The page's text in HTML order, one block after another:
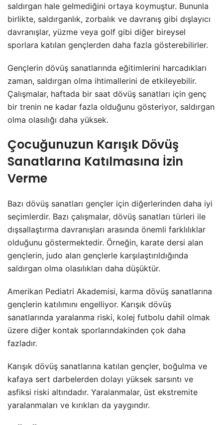
saldırgan hale gelmediğini ortaya koymuştur. Bununla
birlikte, saldırganlık, zorbalık ve davranış gibi dışlayıcı
davranışlar, yüzme veya golf gibi diğer bireysel
sporlara katılan gençlerden daha fazla gösterebilirler.
Gençlerin dövüş sanatlarında eğitimlerini harcadıkları
zaman, saldırgan olma ihtimallerini de etkileyebilir.
Çalışmalar, haftada bir saat dövüş sanatları için genç
bir trenin ne kadar fazla olduğunu gösteriyor, saldırgan
olma olasılığı daha yüksek.
Çocuğunuzun Karışık Dövüş
Sanatlarına Katılmasına İzin
Verme
Bazı dövüş sanatları gençler için diğerlerinden daha iyi
seçimlerdir. Bazı çalışmalar, dövüş sanatları türleri ile
dışsallaştırma davranışları arasında önemli farklılıklar
olduğunu göstermektedir. Örneğin, karate dersi alan
gençlerin, judo alan gençlerle karşılaştırıldığında
saldırgan olma olasılıkları daha düşüktür.
Amerikan Pediatri Akademisi, karma dövüş sanatlarına
gençlerin katılımını engelliyor. Karışık dövüş
sanatlarında yaralanma riski, kolej futbolu dahil olmak
üzere diğer kontak sporlarındakinden çok daha
fazladır.
Karışık dövüş sanatlarına katılan gençler, boğulma ve
kafaya sert darbelerden dolayı yüksek sarsıntı ve
asfiksi riski altındadır. Yaralanmalar, üst ekstremite
yaralanmaları ve kırıkları da yaygındır.